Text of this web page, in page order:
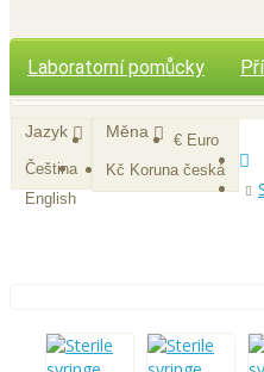
Laboratorní pomůcky
Jazyk
Čeština
English
Měna
€ Euro
Kč Koruna česká